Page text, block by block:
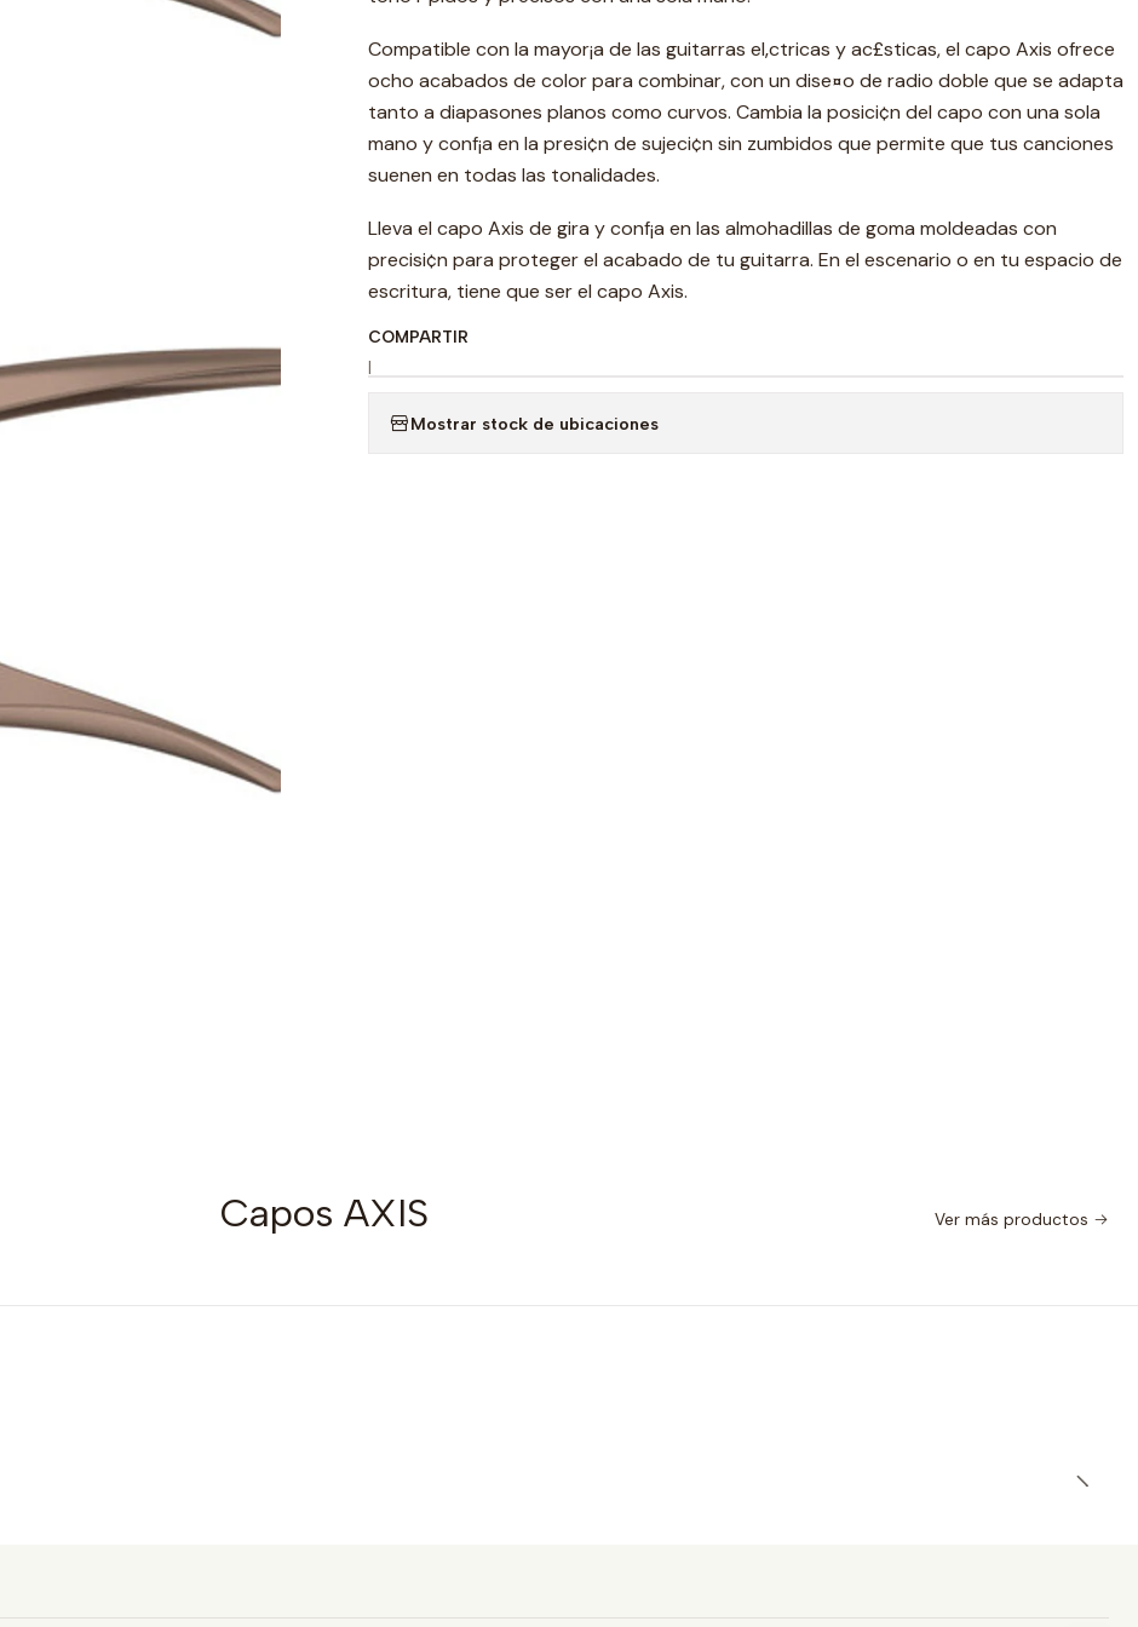
Compatible con la mayor¡a de las guitarras el‚ctricas y ac£sticas, el capo Axis ofrece
ocho acabados de color para combinar, con un dise¤o de radio doble que se adapta
tanto a diapasones planos como curvos. Cambia la posici¢n del capo con una sola
mano y conf¡a en la presi¢n de sujeci¢n sin zumbidos que permite que tus canciones
suenen en todas las tonalidades.
Lleva el capo Axis de gira y conf¡a en las almohadillas de goma moldeadas con
precisi¢n para proteger el acabado de tu guitarra. En el escenario o en tu espacio de
escritura, tiene que ser el capo Axis.
COMPARTIR
|
Mostrar stock de ubicaciones
Capos AXIS Ver más productos